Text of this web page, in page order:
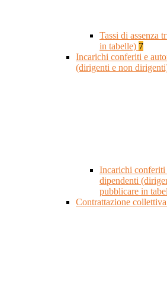
Tassi di assenza
in tabelle) 7
Incarichi conferiti e
(dirigenti e non
Incarichi conferiti
dipendenti
pubblicare in
Contrattazione collettiva